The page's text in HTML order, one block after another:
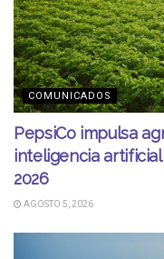
COMUNICADOS
PepsiCo impulsa
inteligencia
2026
AGOSTO 5, 2026